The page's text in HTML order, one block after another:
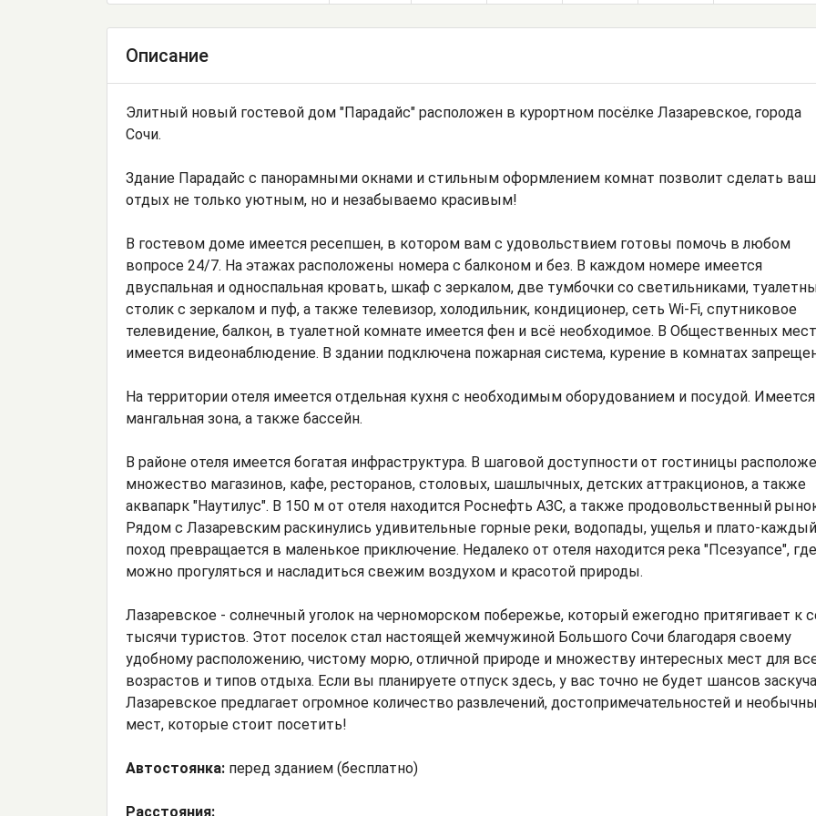
Описание
Элитный новый гостевой дом "Парадайс" расположен в курортном посёлке Лазаревское, города
Сочи.
Здание Парадайс с панорамными окнами и стильным оформлением комнат позволит сделать ваш
отдых не только уютным, но и незабываемо красивым!
В гостевом доме имеется ресепшен, в котором вам с удовольствием готовы помочь в любом
вопросе 24/7. На этажах расположены номера с балконом и без. В каждом номере имеется
двуспальная и односпальная кровать, шкаф с зеркалом, две тумбочки со светильниками,
столик с зеркалом и пуф, а также телевизор, холодильник, кондиционер, сеть Wi-Fi, спутниковое
телевидение, балкон, в туалетной комнате имеется фен и всё необходимое. В Общественных
имеется видеонаблюдение. В здании подключена пожарная система, курение в комнатах
На территории отеля имеется отдельная кухня с необходимым оборудованием и посудой. Имеется
мангальная зона, а также бассейн.
В районе отеля имеется богатая инфраструктура. В шаговой доступности от гостиницы
множество магазинов, кафе, ресторанов, столовых, шашлычных, детских аттракционов, а также
аквапарк "Наутилус". В 150 м от отеля находится Роснефть АЗС, а также продовольственный
Рядом с Лазаревским раскинулись удивительные горные реки, водопады, ущелья и плато-каждый
поход превращается в маленькое приключение. Недалеко от отеля находится река "Псезуапсе", где
можно прогуляться и насладиться свежим воздухом и красотой природы.
Лазаревское - солнечный уголок на черноморском побережье, который ежегодно притягивает к
тысячи туристов. Этот поселок стал настоящей жемчужиной Большого Сочи благодаря своему
удобному расположению, чистому морю, отличной природе и множеству интересных мест для
возрастов и типов отдыха. Если вы планируете отпуск здесь, у вас точно не будет шансов
Лазаревское предлагает огромное количество развлечений, достопримечательностей и
мест, которые стоит посетить!
Автостоянка: перед зданием (бесплатно)
Расстояния: